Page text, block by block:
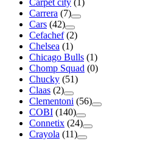
Carrera (7)
Cars (42)
Cefachef (2)
Chelsea (1)
Chicago Bulls (1)
Chomp Squad (0)
Chucky (51)
Claas (2)
Clementoni (56)
COBI (140)
Connetix (24)
Crayola (11)